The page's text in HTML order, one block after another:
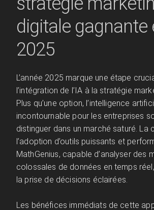
digitale gagnante
2025
L’année 2025 marque une étape
l’intégration de l’IA à la stratégie
Plus qu’une option, l’intelligence
incontournable pour les entreprises
distinguer dans un marché saturé. La
l’adoption d’outils puissants et
MathGenius, capable d’analyser des
colossales de données en temps
la prise de décisions éclairées.
Les bénéfices immédiats de cette